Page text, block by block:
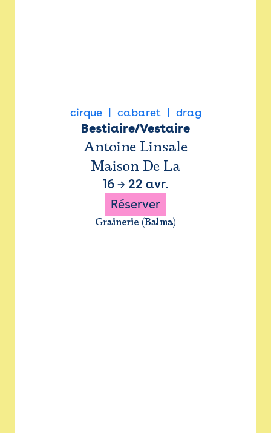
cirque cabaret drag
Bestiaire/Vestaire
Antoine Linsale
Maison De La
16→ 22 avr.
Réserver
Grainerie (Balma)